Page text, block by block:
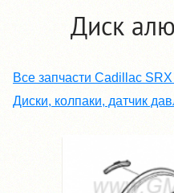
Диск
Все запчасти Cadillac SRX
Диски, колпаки, датчик